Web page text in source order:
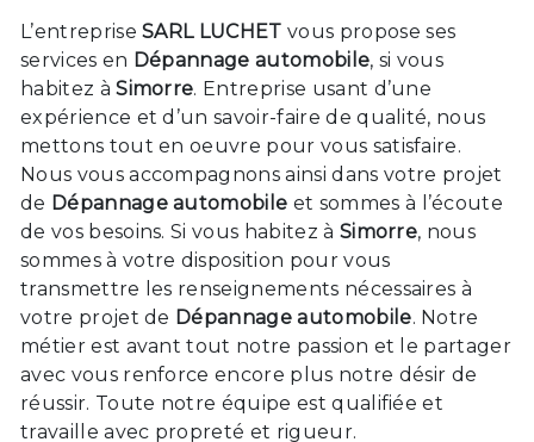
L’entrepriseSARL LUCHET vous propose ses
services en Dépannage automobile, si vous
habitez àSimorre. Entreprise usant d’une
expérience et d’un savoir-faire de qualité, nous
mettons tout en oeuvre pour vous satisfaire.
Nous vous accompagnons ainsi dans votre projet
de Dépannage automobile et sommes à l’écoute
de vos besoins. Si vous habitez à Simorre, nous
sommes à votre disposition pour vous
transmettre les renseignements nécessaires à
votre projet de Dépannage automobile. Notre
métier est avant tout notre passion et le partager
avec vous renforce encore plus notre désir de
réussir. Toute notre équipe est qualifiée et
travaille avec propreté et rigueur.